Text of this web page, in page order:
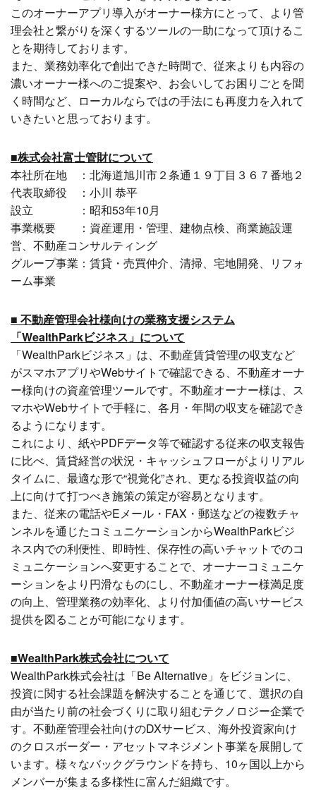
このオーナーアプリ導入がオーナー様方にとって、より管
理会社と繋がりを深くするツールの一助になって頂けるこ
とを期待しております。
また、業務効率化で創出できた時間で、従来よりも内容の
濃いオーナー様へのご提案や、お会いしてお困りごとを聞
く時間など、ローカルならではの手法にも再度力を入れて
いきたいと思っております。
■株式会社富士管財について
本社所在地 ：北海道旭川市２条通１９丁目３６７番地２
代表取締役 ：小川 恭平
設立 ：昭和53年10月
事業概要 ：資産運用・管理、建物点検、商業施設運
営、不動産コンサルティング
グループ事業：賃貸・売買仲介、清掃、宅地開発、リフォ
ーム事業
■ 不動産管理会社様向けの業務支援システム
「WealthParkビジネス」について
「WealthParkビジネス」は、不動産賃貸管理の収支など
がスマホアプリやWebサイトで確認できる、不動産オーナ
ー様向けの資産管理ツールです。不動産オーナー様は、ス
マホやWebサイトで手軽に、各月・年間の収支を確認でき
るようになります。
これにより、紙やPDFデータ等で確認する従来の収支報告
に比べ、賃貸経営の状況・キャッシュフローがよりリアル
タイムに、最適な形で“視覚化”され、更なる投資収益の向
上に向けて打つべき施策の策定が容易となります。
また、従来の電話やEメール・FAX・郵送などの複数チャ
ンネルを通じたコミュニケーションからWealthParkビジ
ネス内での利便性、即時性、保存性の高いチャットでのコ
ミュニケーションへ変更することで、オーナーコミュニケ
ーションをより円滑なものにし、不動産オーナー様満足度
の向上、管理業務の効率化、より付加価値の高いサービス
提供を図ることが可能になります。
■WealthPark株式会社について
WealthPark株式会社は「Be Alternative」をビジョンに、
投資に関する社会課題を解決することを通じて、選択の自
由が当たり前の社会づくりに取り組むテクノロジー企業で
す。不動産管理会社向けのDXサービス、海外投資家向け
のクロスボーダー・アセットマネジメント事業を展開して
います。様々なバックグラウンドを持ち、10ヶ国以上から
メンバーが集まる多様性に富んだ組織です。